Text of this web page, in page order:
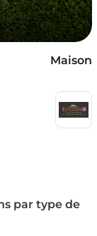
Maison
par type de